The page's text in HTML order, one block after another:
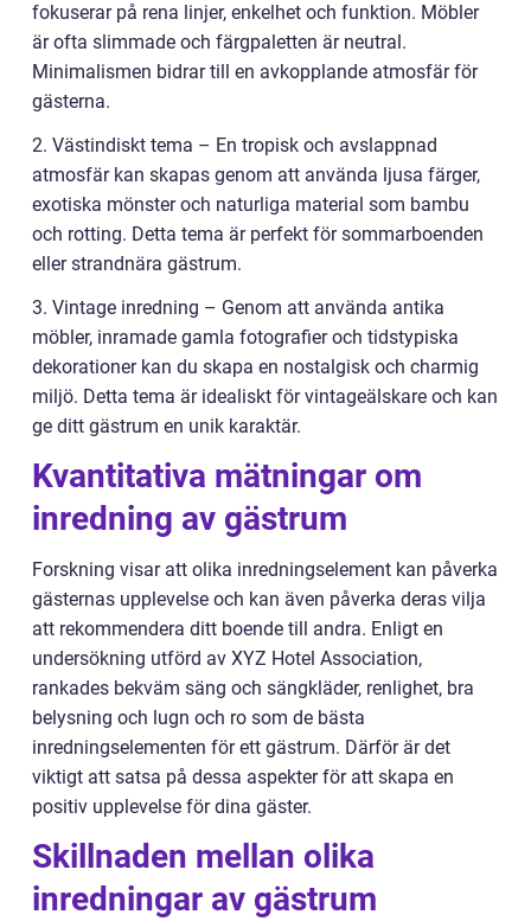
fokuserar på rena linjer, enkelhet och funktion. Möbler
är ofta slimmade och färgpaletten är neutral.
Minimalismen bidrar till en avkopplande atmosfär för
gästerna.
2. Västindiskt tema – En tropisk och avslappnad
atmosfär kan skapas genom att använda ljusa färger,
exotiska mönster och naturliga material som bambu
och rotting. Detta tema är perfekt för sommarboenden
eller strandnära gästrum.
3. Vintage inredning – Genom att använda antika
möbler, inramade gamla fotografier och tidstypiska
dekorationer kan du skapa en nostalgisk och charmig
miljö. Detta tema är idealiskt för vintageälskare och kan
ge ditt gästrum en unik karaktär.
Kvantitativa mätningar om
inredning av gästrum
Forskning visar att olika inredningselement kan påverka
gästernas upplevelse och kan även påverka deras vilja
att rekommendera ditt boende till andra. Enligt en
undersökning utförd av XYZ Hotel Association,
rankades bekväm säng och sängkläder, renlighet, bra
belysning och lugn och ro som de bästa
inredningselementen för ett gästrum. Därför är det
viktigt att satsa på dessa aspekter för att skapa en
positiv upplevelse för dina gäster.
Skillnaden mellan olika
inredningar av gästrum